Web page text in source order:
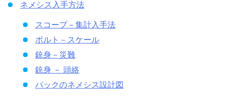
ネメシス入手方法
スコープ－集計入手法
ボルト－スケール
銃身－災難
銃身 － 頭絡
パックのネメシス設計図